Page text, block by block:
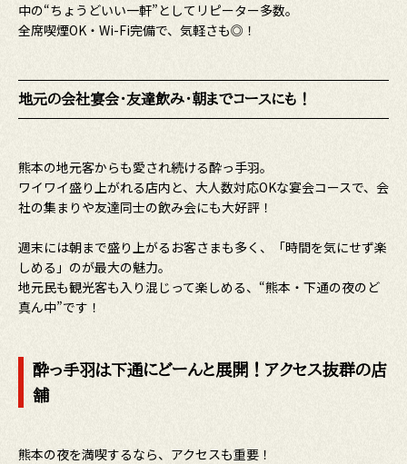
中の“ちょうどいい一軒”としてリピーター多数。
全席喫煙OK・Wi-Fi完備で、気軽さも◎！
地元の会社宴会・友達飲み・朝までコースにも！
熊本の地元客からも愛され続ける酔っ手羽。
ワイワイ盛り上がれる店内と、大人数対応OKな宴会コースで、会
社の集まりや友達同士の飲み会にも大好評！
週末には朝まで盛り上がるお客さまも多く、「時間を気にせず楽
しめる」のが最大の魅力。
地元民も観光客も入り混じって楽しめる、“熊本・下通の夜のど
真ん中”です！
酔っ手羽は下通にどーんと展開！アクセス抜群の店
舗
熊本の夜を満喫するなら、アクセスも重要！